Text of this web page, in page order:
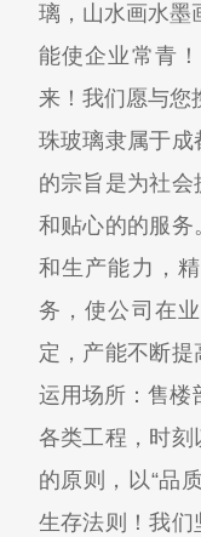
璃，山水画水墨
能使企业常青
来！我们愿与您
珠玻璃隶属于成
的宗旨是为社
和贴心的的服
和生产能力，
务，使公司在
定，产能不断
运用场所：售楼
各类工程，时
的原则，以“品
生存法则！我